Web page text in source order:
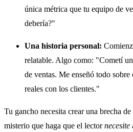
única métrica que tu equipo de
debería?"
Una historia personal:
relatable. Algo como: "Cometí
de ventas. Me enseñó todo
reales con los clientes."
Tu gancho necesita crear una brecha
misterio que haga que el lectornecesite